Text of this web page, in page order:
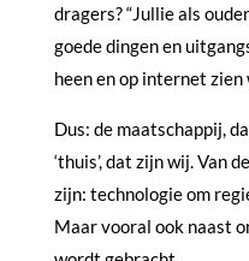
dragers? “Jullie als
goede dingen en
heen en op internet zien
Dus: de maatschappij,
‘thuis’, dat zijn wij. Van
zijn: technologie om
Maar vooral ook naast